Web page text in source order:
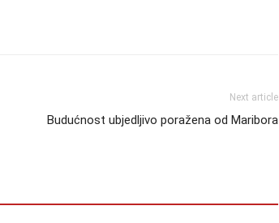
Next article
Budućnost ubjedljivo poražena od Maribora